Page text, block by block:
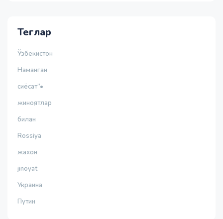
Теглар
Ўзбекистон
Наманган
сиёсат”•
жиноятлар
билан
Rossiya
жахон
jinoyat
Украина
Путин